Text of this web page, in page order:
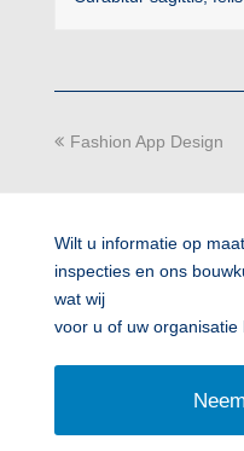
previous
Fashion App Design
Wilt u informatie op
inspecties en ons
wat wij
voor u of uw